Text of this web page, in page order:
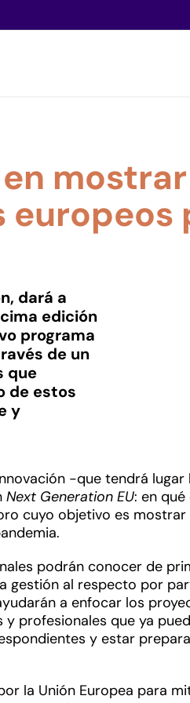
dará a
edición
programa
de un
que
de estos
y
-que tendrá
Next Generation EU: en
cuyo objetivo es
podrán conocer de
gestión al respecto por
a enfocar los
profesionales que ya
y estar
la Unión Europea para